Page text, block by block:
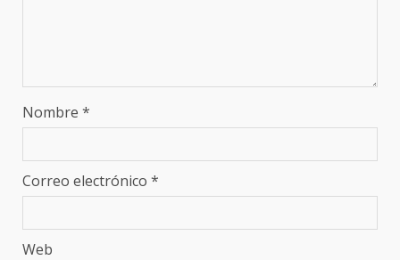
Nombre *
Correo electrónico *
Web